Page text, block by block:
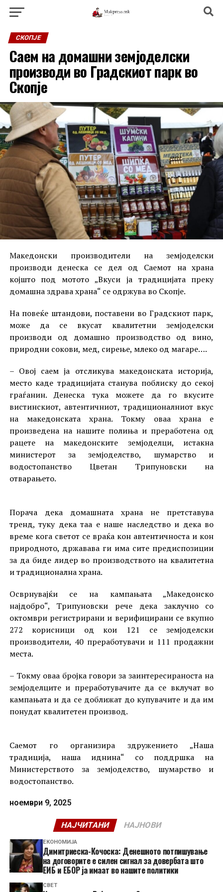
СКОПЈЕ
Саем на домашни земјоделски
производи во Градскиот парк во
Скопје
Македонски производители на земјоделски
производи денеска се дел од Саемот на храна
којшто под мотото „Вкуси ја традицијата преку
домашна здрава храна“ се одржува во Скопје.
На повеќе штандови, поставени во Градскиот парк,
може да се вкусат квалитетни земјоделски
производи од домашно производство од вино,
природни сокови, мед, сирење, млеко од магаре….
– Овој саем ја отсликува македонската историја,
место каде традицијата станува поблиску до секој
граѓанин. Денеска тука можете да го вкусите
вистинскиот, автентичниот, традиционалниот вкус
на македонската храна. Токму оваа храна е
произведена на нашите полиња и преработена од
рацете на македонските земјоделци, истакна
министерот за земјоделство, шумарство и
водостопанство Цветан Трипуновски на
отварањето.
Порача дека домашната храна не претставува
тренд, туку дека таа е наше наследство и дека во
време кога светот се враќа кон автентичноста и кон
природното, државава ги има сите предиспозиции
за да биде лидер во производството на квалитетна
и традиционална храна.
Осврнувајќи се на кампањата „Македонско
најдобро“, Трипуновски рече дека заклучно со
октомври регистрирани и верифицирани се вкупно
272 корисници од кои 121 се земјоделски
производители, 40 преработувачи и 111 продажни
места.
– Токму оваа бројка говори за заинтересираноста на
земјоделците и преработувачите да се вклучат во
кампањата и да се доближат до купувачите и да им
понудат квалитетен производ.
Саемот го организира здружението „Наша
традиција, наша иднина“ со поддршка на
Министерството за земјоделство, шумарство и
водостопанство.
ноември 9, 2025
НАЈЧИТАНИ НАЈНОВИ
ЕКОНОМИЈА
Димитриеска-Кочоска: Денешното потпишување
на договорите е силен сигнал за довербата што
ЕИБ и ЕБОР ја имаат во нашите политики
СВЕТ